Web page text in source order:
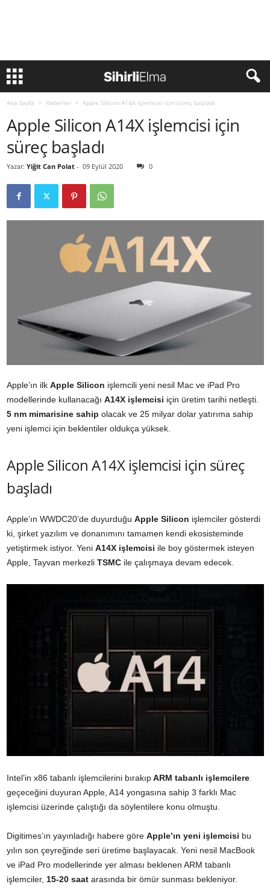
Ana Sayfa Haberler Apple Silicon A14X işlemcisi için süreç başladı
Apple Silicon A14X işlemcisi için
süreç başladı
Yazar: Yiğit Can Polat - 09 Eylül 2020 0
Apple’ın ilk Apple Silicon işlemcili yeni nesil Mac ve iPad Pro
modellerinde kullanacağı A14X işlemcisi için üretim tarihi netleşti.
5 nm mimarisine sahip olacak ve 25 milyar dolar yatırıma sahip
yeni işlemci için beklentiler oldukça yüksek.
Apple Silicon A14X işlemcisi için süreç
başladı
Apple’ın WWDC20’de duyurduğu Apple Silicon işlemciler gösterdi
ki, şirket yazılım ve donanımını tamamen kendi ekosisteminde
yetiştirmek istiyor. Yeni A14X işlemcisi ile boy göstermek isteyen
Apple, Tayvan merkezli TSMC ile çalışmaya devam edecek.
Intel’in x86 tabanlı işlemcilerini bırakıpARM tabanlı işlemcilere
geçeceğini duyuran Apple, A14 yongasına sahip 3 farklı Mac
işlemcisi üzerinde çalıştığı da söylentilere konu olmuştu.
Digitimes’ın yayınladığı habere göre Apple’ın yeni işlemcisi bu
yılın son çeyreğinde seri üretime başlayacak. Yeni nesil MacBook
ve iPad Pro modellerinde yer alması beklenen ARM tabanlı
işlemciler, 15-20 saat arasında bir ömür sunması bekleniyor.